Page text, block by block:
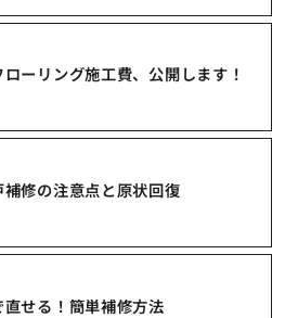
ローリング施工費、公開します！
修の注意点と原状回復
せる！簡単補修方法